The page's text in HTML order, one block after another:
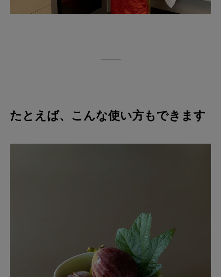
たとえば、こんな使い方もできます